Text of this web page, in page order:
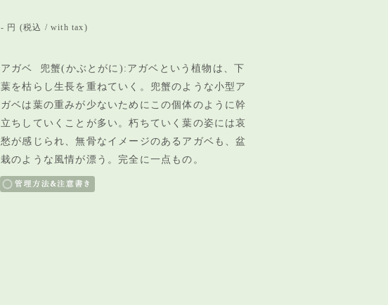
- 円 (税込 / with tax)
アガベ 兜蟹(かぶとがに):アガベという植物は、下
葉を枯らし生長を重ねていく。兜蟹のような小型ア
ガベは葉の重みが少ないためにこの個体のように幹
立ちしていくことが多い。朽ちていく葉の姿には哀
愁が感じられ、無骨なイメージのあるアガベも、盆
栽のような風情が漂う。完全に一点もの。